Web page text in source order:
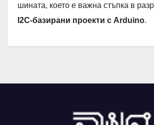
шината, което е важна стъпка в
I2C-базирани проекти с Arduino.